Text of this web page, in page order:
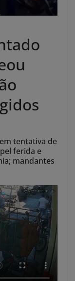
tentativa de
ferida e
mandantes